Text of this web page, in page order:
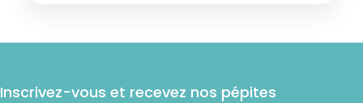
Inscrivez-vous et recevez nos pépites